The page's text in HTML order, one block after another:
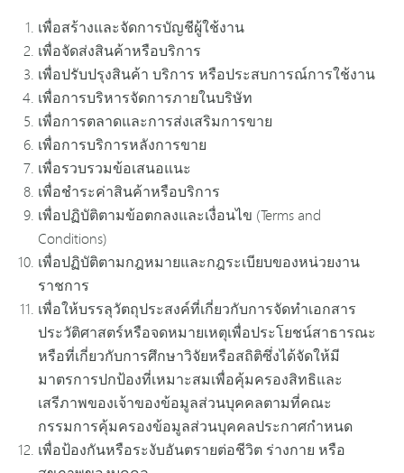
เพื่อสร้างและจัดการบัญชีผู้ใช้งาน
เพื่อจัดส่งสินค้าหรือบริการ
เพื่อปรับปรุงสินค้า บริการ หรือประสบการณ์การใช้งาน
เพื่อการบริหารจัดการภายในบริษัท
เพื่อการตลาดและการส่งเสริมการขาย
เพื่อการบริการหลังการขาย
เพื่อรวบรวมข้อเสนอแนะ
เพื่อชำระค่าสินค้าหรือบริการ
เพื่อปฏิบัติตามข้อตกลงและเงื่อนไข (Terms and
Conditions)
เพื่อปฏิบัติตามกฎหมายและกฎระเบียบของหน่วยงาน
ราชการ
เพื่อให้บรรลุวัตถุประสงค์ที่เกี่ยวกับการจัดทำเอกสาร
ประวัติศาสตร์หรือจดหมายเหตุเพื่อประโยชน์สาธารณะ
หรือที่เกี่ยวกับการศึกษาวิจัยหรือสถิติซึ่งได้จัดให้มี
มาตรการปกป้องที่เหมาะสมเพื่อคุ้มครองสิทธิและ
เสรีภาพของเจ้าของข้อมูลส่วนบุคคลตามที่คณะ
กรรมการคุ้มครองข้อมูลส่วนบุคคลประกาศกำหนด
เพื่อป้องกันหรือระงับอันตรายต่อชีวิต ร่างกาย หรือ